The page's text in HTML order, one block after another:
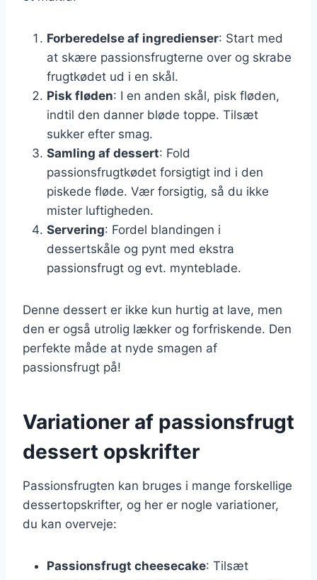
Forberedelse af ingredienser: Start med
at skære passionsfrugterne over og skrabe
frugtkødet ud i en skål.
Pisk fløden: I en anden skål, pisk fløden,
indtil den danner bløde toppe. Tilsæt
sukker efter smag.
Samling af dessert: Fold
passionsfrugtkødet forsigtigt ind i den
piskede fløde. Vær forsigtig, så du ikke
mister luftigheden.
Servering: Fordel blandingen i
dessertskåle og pynt med ekstra
passionsfrugt og evt. mynteblade.
Denne dessert er ikke kun hurtig at lave, men
den er også utrolig lækker og forfriskende. Den
perfekte måde at nyde smagen af
passionsfrugt på!
Variationer af passionsfrugt
dessert opskrifter
Passionsfrugten kan bruges i mange forskellige
dessertopskrifter, og her er nogle variationer,
du kan overveje:
Passionsfrugt cheesecake: Tilsæt